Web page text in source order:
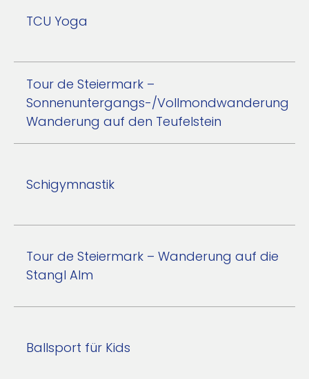
TCU Yoga
Tour de Steiermark –
Sonnenuntergangs-/Vollmondwanderung
Wanderung auf den Teufelstein
Schigymnastik
Tour de Steiermark – Wanderung auf die
Stangl Alm
Ballsport für Kids